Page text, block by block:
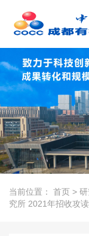
当前位置： 首页 >
究所 2021年招收攻